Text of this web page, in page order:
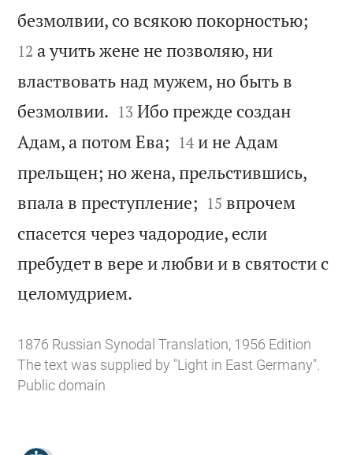
безмолвии, со всякою покорностью;
12 а учить жене не позволяю, ни
властвовать над мужем, но быть в
безмолвии. 

13 Ибо прежде создан
Адам, а потом Ева; 

14 и не Адам
прельщен; но жена, прельстившись,
впала в преступление; 

15 впрочем
спасется через чадородие, если
пребудет в вере и любви и в святости с
целомудрием.
1876 Russian Synodal Translation, 1956 Edition
The text was supplied by "Light in East Germany".
Public domain